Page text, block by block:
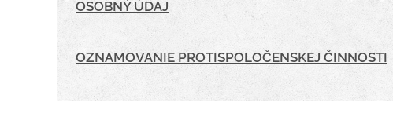
OSOBNÝ ÚDAJ
OZNAMOVANIE PROTISPOLOČENSKEJ ČINNOSTI